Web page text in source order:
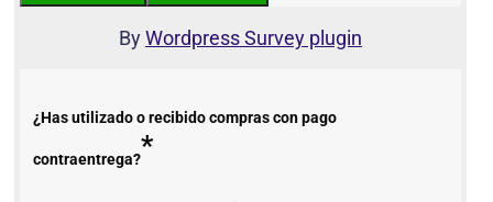
ByWordpress Survey plugin
¿Has utilizado o recibido compras con pago
contraentrega?*